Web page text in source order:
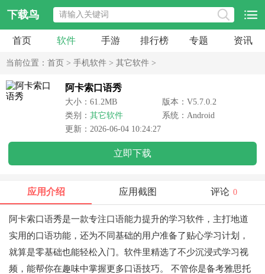
下载鸟
首页 软件 手游 排行榜 专题 资讯
当前位置： 首页 > 手机软件 > 其它软件 >
阿卡索口语秀
大小：61.2MB
版本：V5.7.0.2
类别： 其它软件
系统：Android
更新：2026-06-04 10:24:27
立即下载
应用介绍 应用截图 评论 0
阿卡索口语秀是一款专注口语能力提升的学习软件，主打地道
实用的口语功能，还为不同基础的用户准备了贴心学习计划，
就算是零基础也能轻松入门。软件里精选了不少沉浸式学习视
频，能帮你在趣味中掌握更多口语技巧。 不管你是备考雅思托